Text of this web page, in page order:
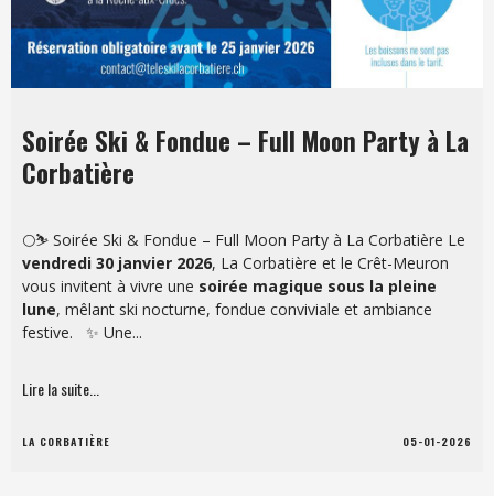
Soirée Ski & Fondue – Full Moon Party à La
Corbatière
🌕⛷️ Soirée Ski & Fondue – Full Moon Party à La Corbatière Le
vendredi 30 janvier 2026, La Corbatière et le Crêt-Meuron
vous invitent à vivre une soirée magique sous la pleine
lune, mêlant ski nocturne, fondue conviviale et ambiance
festive. ✨ Une...
Lire la suite...
LA CORBATIÈRE 05-01-2026